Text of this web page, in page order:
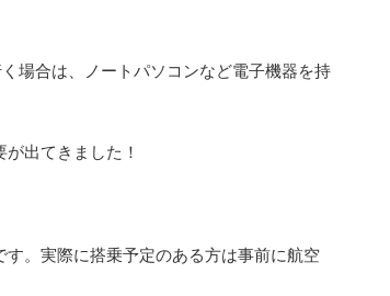
場合は、ノートパソコンなど電子機器を持
出てきました！
。実際に搭乗予定のある方は事前に航空